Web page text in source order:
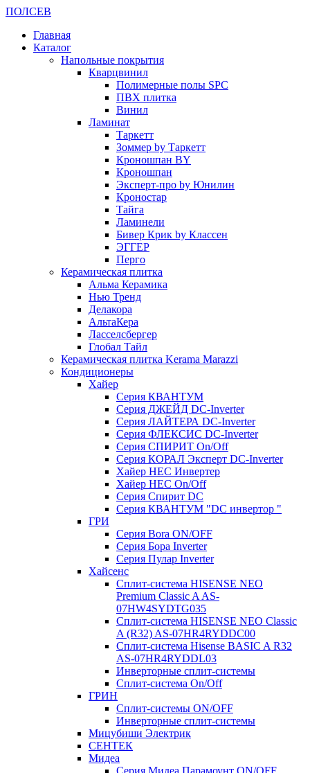
ПОЛСЕВ
Главная
Каталог
Напольные покрытия
Кварцвинил
Полимерные полы SPC
ПВХ плитка
Винил
Ламинат
Таркетт
Зоммер by Таркетт
Кроношпан BY
Кроношпан
Эксперт-про by Юнилин
Кроностар
Тайга
Ламинели
Бивер Крик by Классен
ЭГГЕР
Перго
Керамическая плитка
Альма Керамика
Нью Тренд
Делакора
АльтаКера
Ласселсбергер
Глобал Тайл
Керамическая плитка Kerama Marazzi
Кондиционеры
Хайер
Серия КВАНТУМ
Серия ДЖЕЙД DC-Inverter
Серия ЛАЙТЕРА DC-Inverter
Серия ФЛЕКСИС DC-Inverter
Серия СПИРИТ On/Off
Серия КОРАЛ Эксперт DC-Inverter
Хайер HEC Инвертер
Хайер HEC On/Off
Серия Спирит DC
Серия КВАНТУМ "DC инвертор "
ГРИ
Серия Bora ON/OFF
Серия Бора Inverter
Серия Пулар Inverter
Хайсенс
Сплит-система HISENSE NEO
Premium Classic A AS-
07HW4SYDTG035
Сплит-система HISENSE NEO Classic
A (R32) AS-07HR4RYDDC00
Сплит-система Hisense BASIC A R32
AS-07HR4RYDDL03
Инверторные сплит-системы
Сплит-система On/Off
ГРИН
Сплит-системы ON/OFF
Инверторные сплит-системы
Мицубиши Электрик
СЕНТЕК
Мидеа
Серия Мидеа Парамоунт ON/OFF